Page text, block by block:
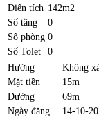
Diện tích 142m2
Số tầng
0
Số phòng 0
Số Tolet
0
Hướng
Không
Mặt tiền
15m
Đường
69m
Ngày đăng
14-10-